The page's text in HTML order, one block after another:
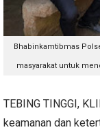
Bhabinkamtibmas
masyarakat untuk
TEBING TINGGI,
keamanan dan